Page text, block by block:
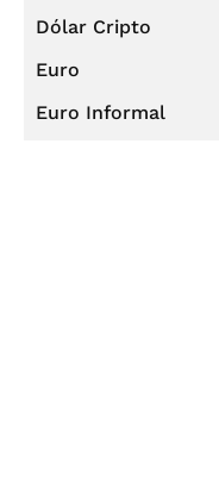
Dólar Cripto
Euro
Euro Informal